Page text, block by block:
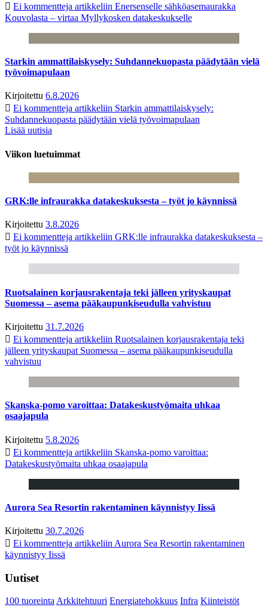
Ei kommentteja artikkeliin Enersenselle sähköasemaurakka
Kouvolasta – virtaa Myllykosken datakeskukselle
Starkin ammattilaiskysely: Suhdannekuopasta päädytään vielä
työvoimapulaan
Kirjoitettu 6.8.2026
Ei kommentteja artikkeliin Starkin ammattilaiskysely:
Suhdannekuopasta päädytään vielä työvoimapulaan
Lisää uutisia
Viikon luetuimmat
GRK:lle infraurakka datakeskuksesta – työt jo käynnissä
Kirjoitettu 3.8.2026
Ei kommentteja artikkeliin GRK:lle infraurakka datakeskuksesta –
työt jo käynnissä
Ruotsalainen korjausrakentaja teki jälleen yrityskaupat
Suomessa – asema pääkaupunkiseudulla vahvistuu
Kirjoitettu 31.7.2026
Ei kommentteja artikkeliin Ruotsalainen korjausrakentaja teki
jälleen yrityskaupat Suomessa – asema pääkaupunkiseudulla
vahvistuu
Skanska-pomo varoittaa: Datakeskustyömaita uhkaa
osaajapula
Kirjoitettu 5.8.2026
Ei kommentteja artikkeliin Skanska-pomo varoittaa:
Datakeskustyömaita uhkaa osaajapula
Aurora Sea Resortin rakentaminen käynnistyy Iissä
Kirjoitettu 30.7.2026
Ei kommentteja artikkeliin Aurora Sea Resortin rakentaminen
käynnistyy Iissä
Uutiset
100 tuoreintaArkkitehtuuri Energiatehokkuus Infra Kiinteistöt